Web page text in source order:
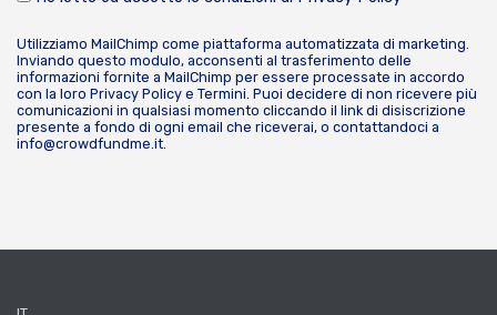
Utilizziamo MailChimp come piattaforma automatizzata di marketing.
Inviando questo modulo, acconsenti al trasferimento delle
informazioni fornite a MailChimp per essere processate in accordo
con la loro Privacy Policy e Termini. Puoi decidere di non ricevere più
comunicazioni in qualsiasi momento cliccando il link di disiscrizione
presente a fondo di ogni email che riceverai, o contattandoci a
info@crowdfundme.it.